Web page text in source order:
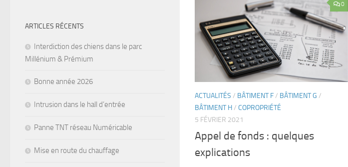
0
ACTUALITÉS / BÂTIMENT F/ BÂTIMENT G /
BÂTIMENT H/ COPROPRIÉTÉ
5 FÉVRIER 2021
Appel de fonds : quelques
explications
ARTICLES RÉCENTS
Interdiction des chiens dans le parc
Millénium & Prémium
Bonne année 2026
Intrusion dans le hall d’entrée
Panne TNT réseau Numéricable
Mise en route du chauffage